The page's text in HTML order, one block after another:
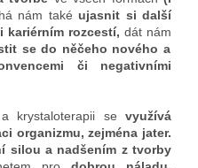
nám také ujasnit si další
kariérním rozcestí, dát nám
se do něčeho nového a
či negativními
krystaloterapii se využívá
organizmu, zejména jater.
silou a nadšením z tvorby